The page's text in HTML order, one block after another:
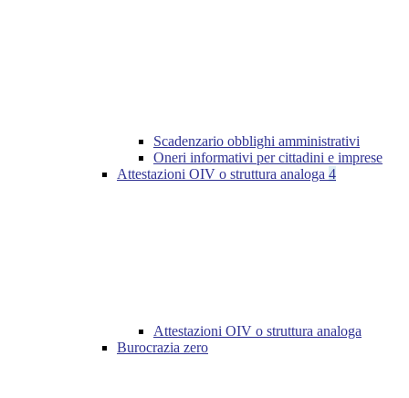
Scadenzario obblighi amministrativi
Oneri informativi per cittadini e imprese
Attestazioni OIV o struttura analoga 4
Attestazioni OIV o struttura analoga
Burocrazia zero